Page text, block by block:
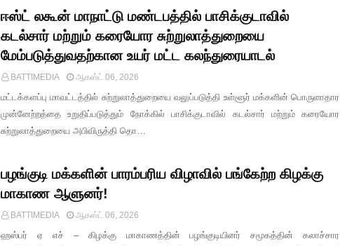
ஈஸ்ட் லகூன் மாநாட்டு மண்டபத்தில் பாசிக்குடாவில்
கடல்சார் மற்றும் கரையோர சுற்றுலாத்துறையை
மேம்படுத்துவதற்கான உயர் மட்ட கலந்துரையாடல்
BATTIMEDIA ஆகஸ்ட் 06, 2026
மட்டக்களப்பு மாவட்டத்தில் சுற்றுலாத்துறையை வலுப்படுத்தி உள்ளூர் மக்களின் பொருளாதார
முன்னேற்றத்தை உறுதிப்படுத்தும் நோக்கில் பாசிக்குடாவில் கடல்சார் மற்றும் கரையோர
சுற்றுலாத்துறையை அபிவிருத்தி தொ…
பழங்குடி மக்களின் பாரம்பரிய விழாவில் பங்கேற்ற கிழக்கு
மாகாண ஆளுனர்!
BATTIMEDIA ஆகஸ்ட் 06, 2026
ஹஸ்பர் ஏ எச் – கிழக்கு மாகாணத்தின் பழங்குடியினர் சமூகத்தின் கலாச்சார